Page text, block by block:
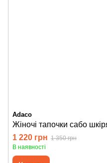
Adaco
Жіночі тапочки сабо
1 220 грн 1 350 грн
В наявності